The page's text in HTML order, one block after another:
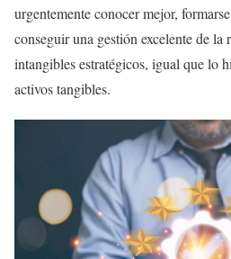
urgentemente conocer mejor,
conseguir una gestión excelente de la
intangibles estratégicos, igual que lo
activos tangibles.